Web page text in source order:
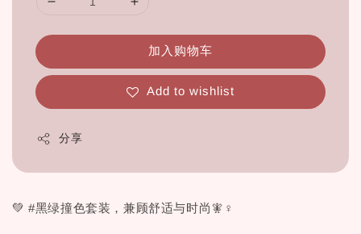
加入购物车
Add to wishlist
分享
💚 #黑绿撞色套装，兼顾舒适与时尚🧚♀